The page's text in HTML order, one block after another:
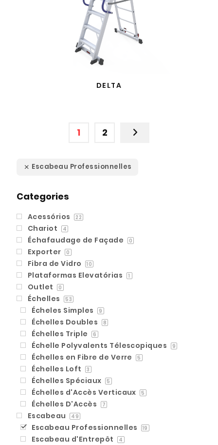
DELTA
1 2
Escabeau Professionnelles
Categories
Acessórios 22
Chariot 4
Échafaudage de Façade 0
Exporter 0
Fibra de Vidro 10
Plataformas Elevatórias 1
Outlet 0
Échelles 53
Écheles Simples 9
Échelles Doubles 8
Échelles Triple 6
Échelle Polyvalents Télescopiques 9
Échelles en Fibre de Verre 5
Échelles Loft 3
Échelles Spéciaux 5
Échelles d'Accès Verticaux 5
Échelles D'Accès 7
Escabeau 49
Escabeau Professionnelles 19
Escabeau d'Entrepôt 4